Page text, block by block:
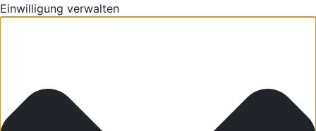
Einwilligung verwalten